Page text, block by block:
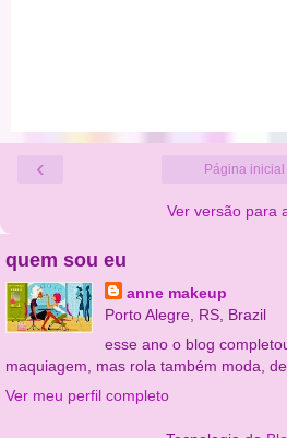
‹ Página inicial
Ver versão para
quem sou eu
anne makeup
Porto Alegre, RS, Brazil
esse ano o blog
maquiagem, mas rola também moda,
Ver meu perfil completo